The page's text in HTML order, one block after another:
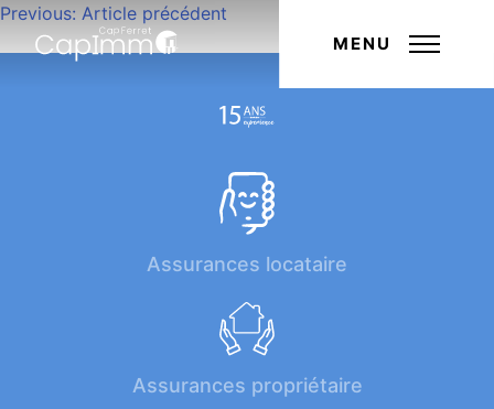
MENU
Navigation
de
Previous: Article précédent
Assurances locataire
Assurances propriétaire